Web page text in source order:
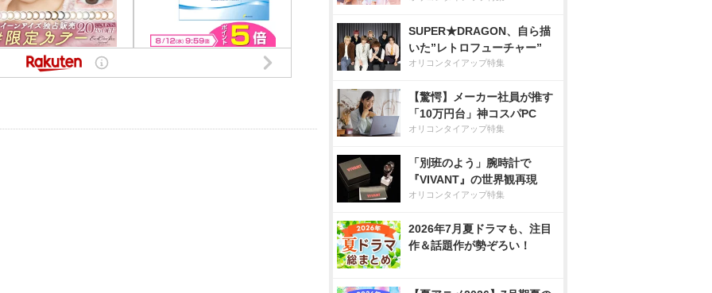
SUPER★DRAGON、自ら描
いた”レトロフューチャー”
オリコンタイアップ特集
【驚愕】メーカー社員が推す
「10万円台」神コスパPC
オリコンタイアップ特集
「別班のよう」腕時計で
『VIVANT』の世界観再現
オリコンタイアップ特集
2026年7月夏ドラマも、注目
作＆話題作が勢ぞろい！